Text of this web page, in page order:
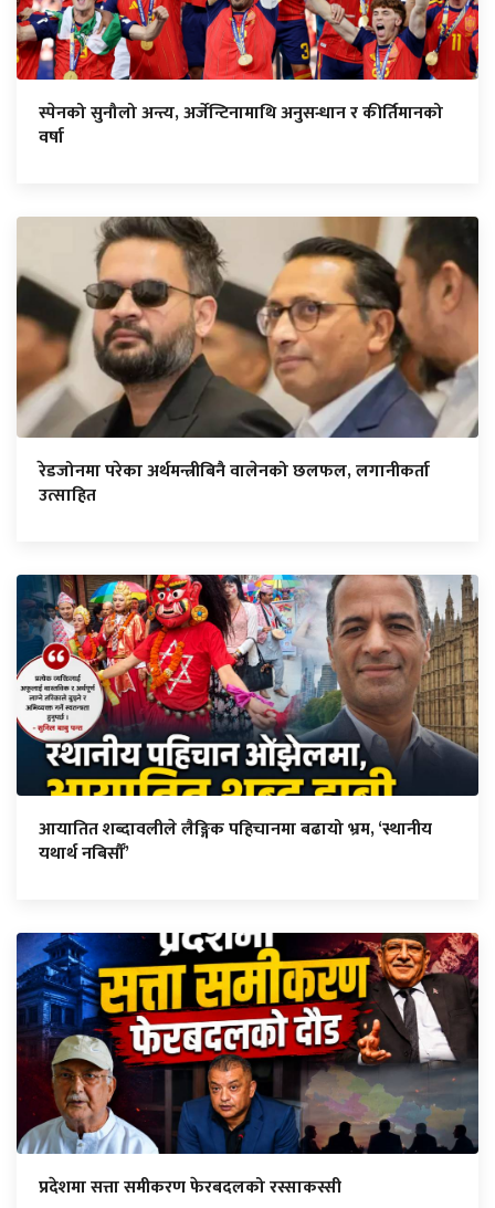
स्पेनको सुनौलो अन्त्य, अर्जेन्टिनामाथि अनुसन्धान र कीर्तिमानको
वर्षा
रेडजोनमा परेका अर्थमन्त्रीबिनै वालेनको छलफल, लगानीकर्ता
उत्साहित
आयातित शब्दावलीले लैङ्गिक पहिचानमा बढायो भ्रम, ‘स्थानीय
यथार्थ नबिर्सौँ’
प्रदेशमा सत्ता समीकरण फेरबदलको रस्साकस्सी